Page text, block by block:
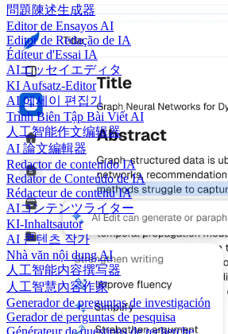
問題陳述生成器
Editor de Ensayos AI
Editor de Redação de IA
Éditeur d'Essai IA
AIエッセイエディタ
KI Aufsatz-Editor
AI 에세이 편집기
Trình Biên Tập Bài Viết AI
人工智能作文编辑器
AI 論文編輯器
Redactor de contenido IA
Redator de Conteúdo de IA
Rédacteur de contenu IA
AIコンテンツライター
KI-Inhaltsautor
AI 콘텐츠 작가
Nhà văn nội dung AI
人工智能内容撰写器
人工智慧內容作家
Generador de preguntas de investigación
Gerador de perguntas de pesquisa
Générateur de questions de recherche